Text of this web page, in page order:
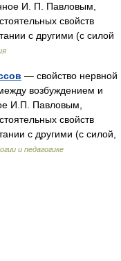
И. П. Павловым,
свойств
с другими (с силой
— свойство нервной
возбуждением и
И.П. Павловым,
свойств
с другими (с силой,
и педагогике